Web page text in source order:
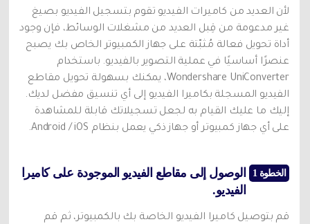
تحديث iOS
تعقب الموقع
لأن العديد من كاميرات الفيديو تقوم بتسجيل الفيديو بصيغ
غير مدعومة من قِبل العديد من مشغلات الوسائط، فإن وجود
أداة تحويل فعالة مُثبّتة على جهاز الكمبيوتر الخاص بك يصبح
عنصرًا أساسيًا في عملية التصوير بالفيديو. باستخدام
Wondershare UniConverter، يمكنك بسهولة تحويل مقاطع
الفيديو المسجلة بكاميرا الفيديو إلى أي تنسيق مفضل لديك.
إليك ما عليك القيام به لجعل تسجيلاتك قابلة للمشاهدة
على أي جهاز كمبيوتر أو جهاز ذكي يعمل بنظام Android / iOS.
الخطوة 1
الوصول إلى مقاطع الفيديو الموجودة على كاميرا
الفيديو.
قم بتوصيل كاميرا الفيديو الخاصة بك بالكمبيوتر، ثم قم